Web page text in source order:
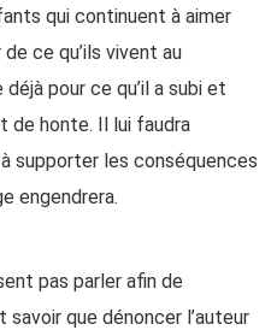
qui continuent à aimer
de ce qu’ils vivent au
pour ce qu’il a subi et
de honte. Il lui faudra
supporter les conséquences
engendrera.
pas parler afin de
que dénoncer l’auteur